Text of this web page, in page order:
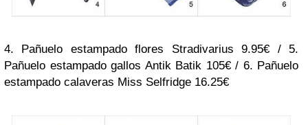
4. Pañuelo estampado flores Stradivarius 9.95€ / 5.
Pañuelo estampado gallos Antik Batik 105€ / 6. Pañuelo
estampado calaveras Miss Selfridge 16.25€